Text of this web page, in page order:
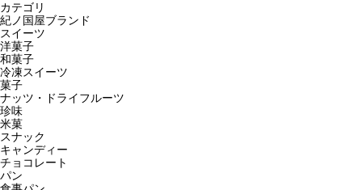
カテゴリ
紀ノ国屋ブランド
スイーツ
洋菓子
和菓子
冷凍スイーツ
菓子
ナッツ・ドライフルーツ
珍味
米菓
スナック
キャンディー
チョコレート
パン